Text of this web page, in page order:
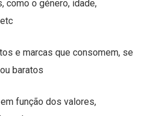
como o género, idade,
e marcas que consomem, se
baratos
função dos valores,